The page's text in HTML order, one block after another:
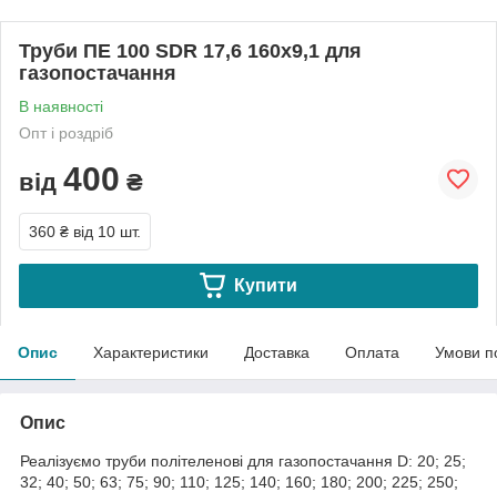
Труби ПЕ 100 SDR 17,6 160х9,1 для
газопостачання
В наявності
Опт і роздріб
від 400 ₴
360 ₴ від 10 шт.
Купити
Опис Характеристики Доставка Оплата Умови
Опис
Реалізуємо труби політеленові для газопостачання D: 20; 25;
32; 40; 50; 63; 75; 90; 110; 125; 140; 160; 180; 200; 225; 250;